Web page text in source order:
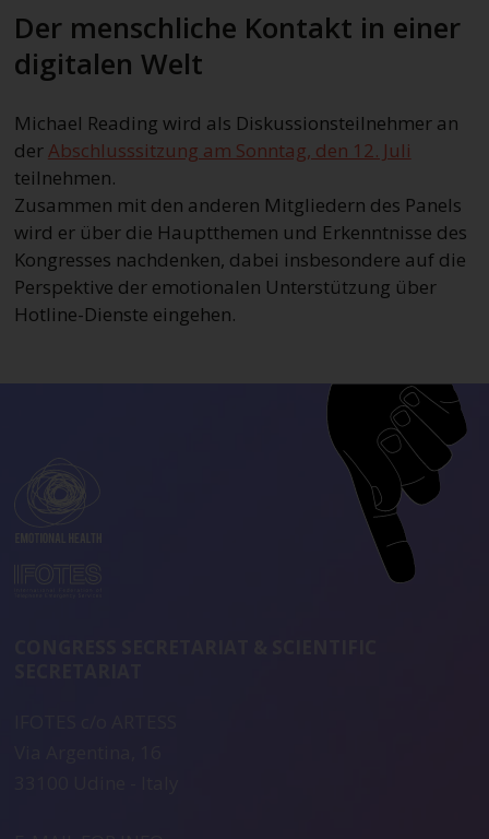
Der menschliche Kontakt in einer
digitalen Welt
Michael Reading wird als Diskussionsteilnehmer an
derAbschlusssitzung am Sonntag, den 12. Juli
teilnehmen.
Zusammen mit den anderen Mitgliedern des Panels
wird er über die Hauptthemen und Erkenntnisse des
Kongresses nachdenken, dabei insbesondere auf die
Perspektive der emotionalen Unterstützung über
Hotline-Dienste eingehen.